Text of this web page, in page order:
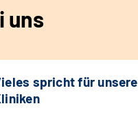
uns
spricht für unsere